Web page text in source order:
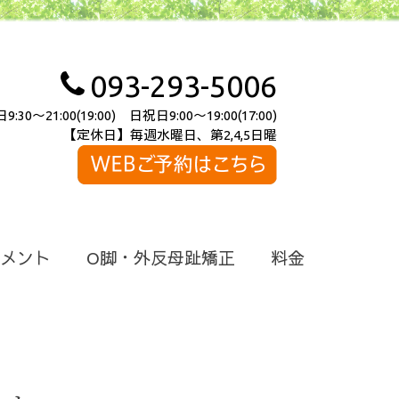
093-293-5006
9:30～21:00(19:00) 日祝日9:00～19:00(17:00)
【定休日】毎週水曜日、第2,4,5日曜
ント O脚・外反母趾矯正 料金